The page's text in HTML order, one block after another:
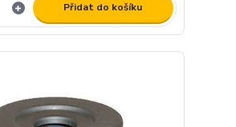
Přidat do košíku